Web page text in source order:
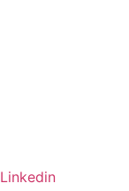
Linkedin